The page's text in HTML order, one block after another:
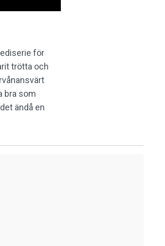
för
trötta och
bra som
ändå en